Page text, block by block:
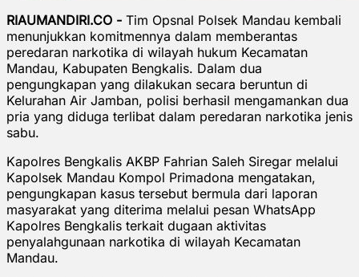
RIAUMANDIRI.CO - Tim Opsnal Polsek Mandau kembali
menunjukkan komitmennya dalam memberantas
peredaran narkotika di wilayah hukum Kecamatan
Mandau, Kabupaten Bengkalis. Dalam dua
pengungkapan yang dilakukan secara beruntun di
Kelurahan Air Jamban, polisi berhasil mengamankan dua
pria yang diduga terlibat dalam peredaran narkotika jenis
sabu.
Kapolres Bengkalis AKBP Fahrian Saleh Siregar melalui
Kapolsek Mandau Kompol Primadona mengatakan,
pengungkapan kasus tersebut bermula dari laporan
masyarakat yang diterima melalui pesan WhatsApp
Kapolres Bengkalis terkait dugaan aktivitas
penyalahgunaan narkotika di wilayah Kecamatan
Mandau.